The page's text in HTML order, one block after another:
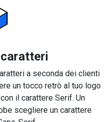
a seconda dei clienti
un tocco retrò al tuo logo
il carattere Serif. Un
scegliere un carattere